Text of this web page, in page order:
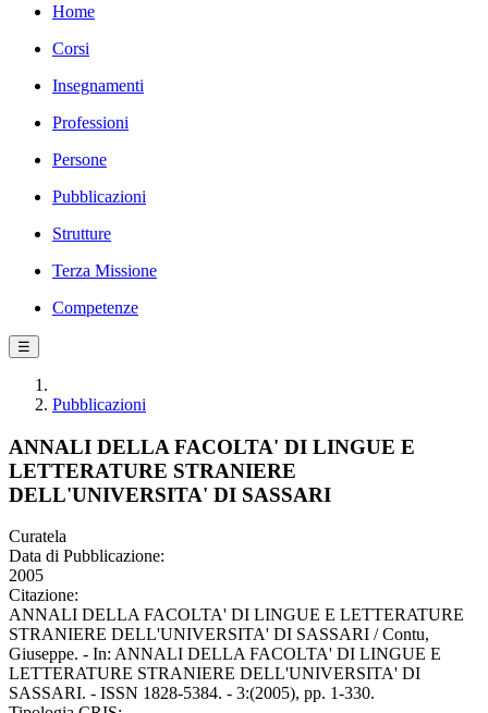
Home
Corsi
Insegnamenti
Professioni
Persone
Pubblicazioni
Strutture
Terza Missione
Competenze
☰
Pubblicazioni
ANNALI DELLA FACOLTA' DI LINGUE E
LETTERATURE STRANIERE
DELL'UNIVERSITA' DI SASSARI
Curatela
Data di Pubblicazione:
2005
Citazione:
ANNALI DELLA FACOLTA' DI LINGUE E LETTERATURE
STRANIERE DELL'UNIVERSITA' DI SASSARI / Contu,
Giuseppe. - In: ANNALI DELLA FACOLTA' DI LINGUE E
LETTERATURE STRANIERE DELL'UNIVERSITA' DI
SASSARI. - ISSN 1828-5384. - 3:(2005), pp. 1-330.